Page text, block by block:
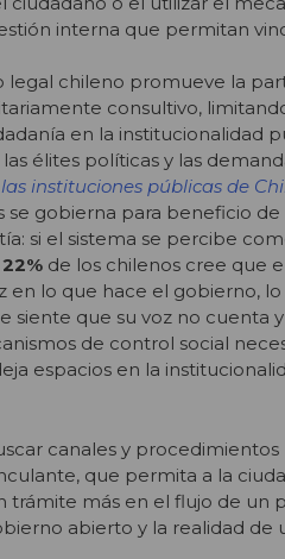
interna que permitan
legal chileno promueve la
consultivo,
en la institucionalidad
élites políticas y las
instituciones públicas de
se gobierna para beneficio
si el sistema se percibe
22% de los chilenos cree que
en lo que hace el gobierno,
siente que su voz no cuenta
de control social
espacios en la
canales y
que permita a la
trámite más en el flujo de
abierto y la realidad